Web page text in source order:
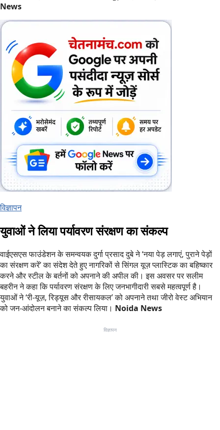
News
विज्ञापन
युवाओं ने लिया पर्यावरण संरक्षण का संकल्प
वाईएसएस फाउंडेशन के समन्वयक दुर्गा प्रसाद दुबे ने ‘नया पेड़ लगाएं, पुराने पेड़ों
का संरक्षण करें’ का संदेश देते हुए नागरिकों से सिंगल यूज़ प्लास्टिक का बहिष्कार
करने और स्टील के बर्तनों को अपनाने की अपील की। इस अवसर पर सलीम
बहरीन ने कहा कि पर्यावरण संरक्षण के लिए जनभागीदारी सबसे महत्वपूर्ण है।
युवाओं ने ‘री-यूज़, रिड्यूस और रीसायकल’ को अपनाने तथा जीरो वेस्ट अभियान
को जन-आंदोलन बनाने का संकल्प लिया। Noida News
विज्ञापन